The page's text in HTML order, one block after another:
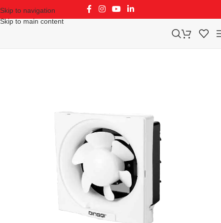
Skip to navigation
Skip to main content